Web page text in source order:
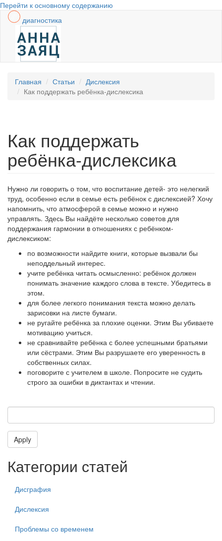
Перейти к основному содержанию
диагностика
Главная Статьи
Дислексия
Как поддержать ребёнка-дислексика
Как поддержать
ребёнка-дислексика
Нужно ли говорить о том, что воспитание детей- это нелегкий
труд, особенно если в семье есть ребёнок с дислексией? Хочу
напомнить, что атмосферой в семье можно и нужно
управлять. Здесь Вы найдёте несколько советов для
поддержания гармонии в отношениях с ребёнком-
дислексиком:
по возможности найдите книги, которые вызвали бы
неподдельный интерес.
учите ребёнка читать осмысленно: ребёнок должен
понимать значение каждого слова в тексте. Убедитесь в
этом.
для более легкого понимания текста можно делать
зарисовки на листе бумаги.
не ругайте ребёнка за плохие оценки. Этим Вы убиваете
мотивацию учиться.
не сравнивайте ребёнка с более успешными братьями
или сёстрами. Этим Вы разрушаете его уверенность в
собственных силах.
поговорите с учителем в школе. Попросите не судить
строго за ошибки в диктантах и чтении.
Apply
Категории статей
Дисграфия
Дислексия
Проблемы со временем